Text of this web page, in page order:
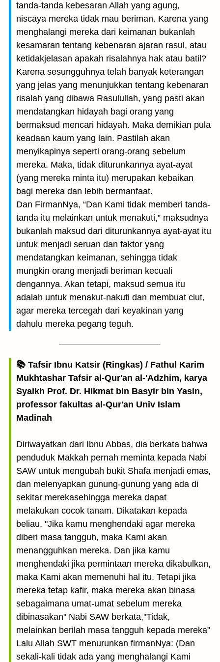
tanda-tanda kebesaran Allah yang agung,
niscaya mereka tidak mau beriman. Karena yang
menghalangi mereka dari keimanan bukanlah
kesamaran tentang kebenaran ajaran rasul, atau
ketidakjelasan apakah risalahnya hak atau batil?
Karena sesungguhnya telah banyak keterangan
yang jelas yang menunjukkan tentang kebenaran
risalah yang dibawa Rasulullah, yang pasti akan
mendatangkan hidayah bagi orang yang
bermaksud mencari hidayah. Maka demikian pula
keadaan kaum yang lain. Pastilah akan
menyikapinya seperti orang-orang sebelum
mereka. Maka, tidak diturunkannya ayat-ayat
(yang mereka minta itu) merupakan kebaikan
bagi mereka dan lebih bermanfaat.
Dan FirmanNya, “Dan Kami tidak memberi tanda-
tanda itu melainkan untuk menakuti,” maksudnya
bukanlah maksud dari diturunkannya ayat-ayat itu
untuk menjadi seruan dan faktor yang
mendatangkan keimanan, sehingga tidak
mungkin orang menjadi beriman kecuali
dengannya. Akan tetapi, maksud semua itu
adalah untuk menakut-nakuti dan membuat ciut,
agar mereka tercegah dari keyakinan yang
dahulu mereka pegang teguh.
📚 Tafsir Ibnu Katsir (Ringkas) / Fathul Karim
Mukhtashar Tafsir al-Qur'an al-'Adzhim, karya
Syaikh Prof. Dr. Hikmat bin Basyir bin Yasin,
professor fakultas al-Qur'an Univ Islam
Madinah
Diriwayatkan dari Ibnu Abbas, dia berkata bahwa
penduduk Makkah pernah meminta kepada Nabi
SAW untuk mengubah bukit Shafa menjadi emas,
dan melenyapkan gunung-gunung yang ada di
sekitar merekasehingga mereka dapat
melakukan cocok tanam. Dikatakan kepada
beliau, "Jika kamu menghendaki agar mereka
diberi masa tangguh, maka Kami akan
menangguhkan mereka. Dan jika kamu
menghendaki jika permintaan mereka dikabulkan,
maka Kami akan memenuhi hal itu. Tetapi jika
mereka tetap kafir, maka mereka akan binasa
sebagaimana umat-umat sebelum mereka
dibinasakan" Nabi SAW berkata,"Tidak,
melainkan berilah masa tangguh kepada mereka"
Lalu Allah SWT menurunkan firmanNya: (Dan
sekali-kali tidak ada yang menghalangi Kami